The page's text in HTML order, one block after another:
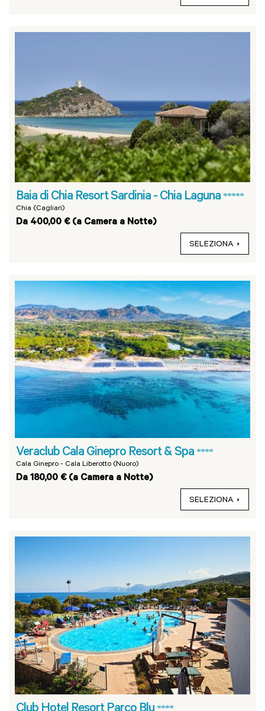
Baia di Chia Resort Sardinia - Chia Laguna *****
Chia (Cagliari)
Da 400,00 € (a Camera a Notte)
SELEZIONA
Veraclub Cala Ginepro Resort & Spa ****
Cala Ginepro - Cala Liberotto (Nuoro)
Da 180,00 € (a Camera a Notte)
SELEZIONA
****